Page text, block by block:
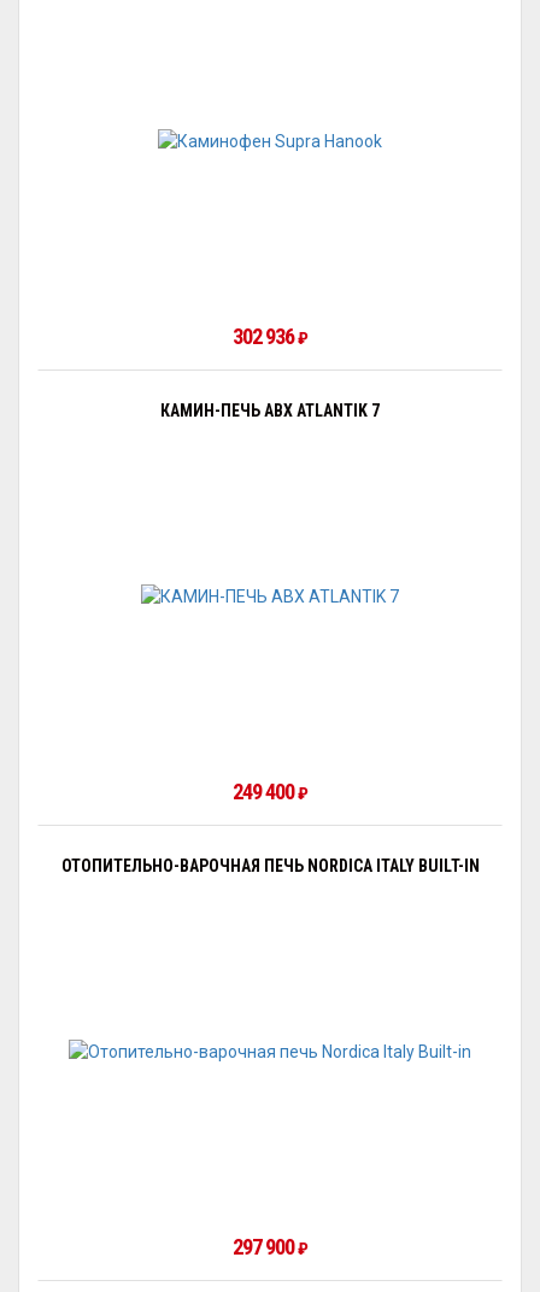
302 936₽
КАМИН-ПЕЧЬ ABX ATLANTIK 7
249 400₽
ОТОПИТЕЛЬНО-ВАРОЧНАЯ ПЕЧЬ NORDICA ITALY BUILT-IN
297 900₽